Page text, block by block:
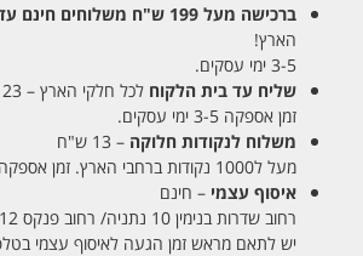
ברכישה מעל 199 ש"ח משלוחים חינם
הארץ!
3-5 ימי עסקים.
שליח עד בית הלקוח לכל חלקי הארץ – 23 ש"ח
זמן אספקה 3-5 ימי עסקים.
משלוח לנקודות חלוקה – 13 ש"ח
מעל ל1000 נקודות ברחבי הארץ. זמן אספקה 5-8 ימי עסקים.
איסוף עצמי – חינם
רחוב שדרות בנימין 10 נתניה/ רחוב פנקס 12 נתניה – לבחירתכם
יש לתאם מראש זמן הגעה לאיסוף עצמי בטלפון 09-